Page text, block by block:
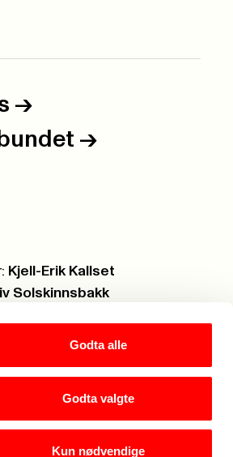
Godta alle
Godta valgte
Kun nødvendige
->
->
Kjell-Erik Kallset
Solskinnsbakk